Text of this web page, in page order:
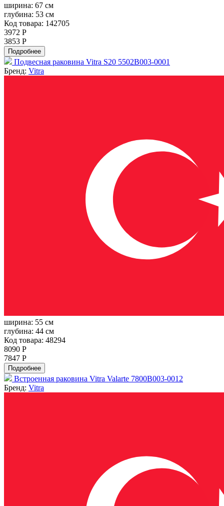
ширина: 67 см
глубина: 53 см
Код товара: 142705
3972 Р
3853 Р
Подробнее
Подвесная раковина Vitra S20 5502В003-0001
Бренд: Vitra
ширина: 55 см
глубина: 44 см
Код товара: 48294
8090 Р
7847 Р
Подробнее
Встроенная раковина Vitra Valarte 7800B003-0012
Бренд: Vitra